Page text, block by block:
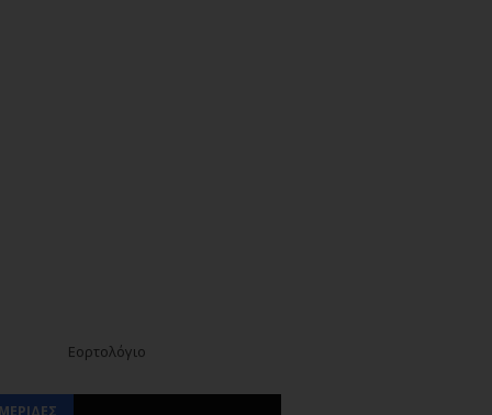
Εορτολόγιο